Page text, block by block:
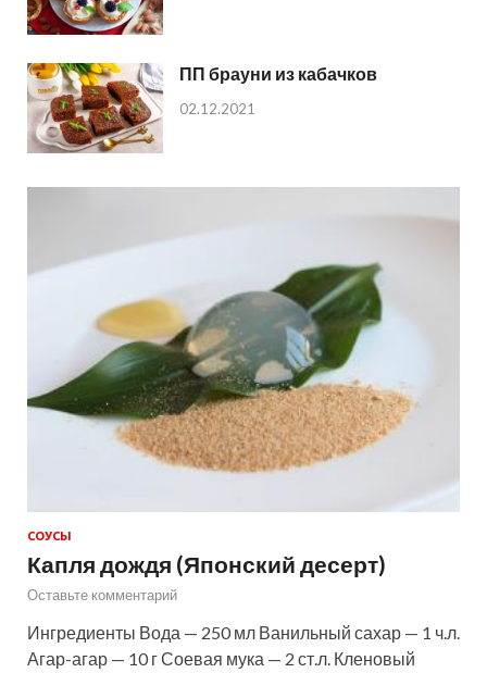
ПП брауни из кабачков
02.12.2021
СОУСЫ
Капля дождя (Японский десерт)
Оставьте комментарий
Ингредиенты Вода — 250 мл Ванильный сахар — 1 ч.л.
Агар-агар — 10 г Соевая мука — 2 ст.л. Кленовый